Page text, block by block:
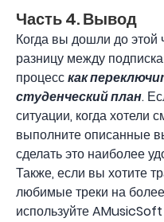
Часть 4. Вывод
Когда вы дошли до этой
разницу между
процесскак
студенческий план.
ситуации, когда хотели
выполните описанные
сделать это наиболее
Также, если вы хотите
любимые треки на
используйте